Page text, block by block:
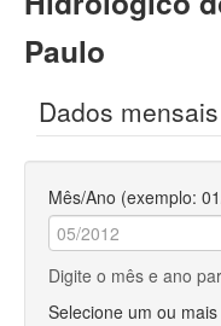
Paulo
Dados mensais
Mês/Ano (exemplo:
Digite o mês e ano
Selecione um ou